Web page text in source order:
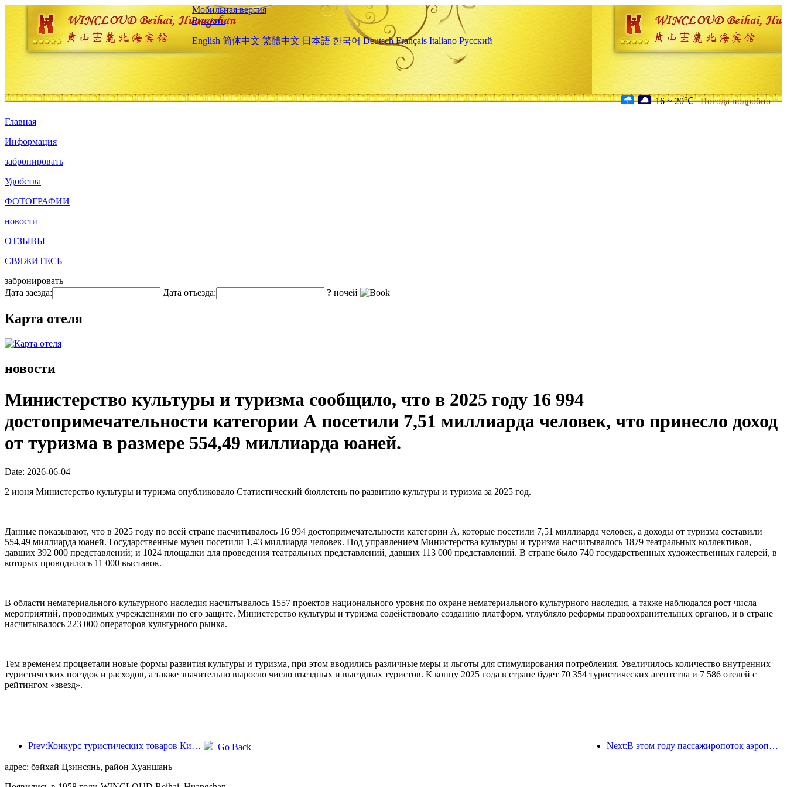
Мобильная версия
Русский
English 简体中文 繁體中文 日本語 한국어 Deutsch Français Italiano Русский
16 ~ 20℃ Погода подробно
Главная
Информация
забронировать
Удобства
ФОТОГРАФИИ
новости
ОТЗЫВЫ
СВЯЖИТЕСЬ
забронировать
Дата заезда:
Дата отъезда: ? ночей
Карта отеля
новости
Министерство культуры и туризма сообщило, что в 2025 году 16 994
достопримечательности категории А посетили 7,51 миллиарда человек, что принесло доход
от туризма в размере 554,49 миллиарда юаней.
Date: 2026-06-04
2 июня Министерство культуры и туризма опубликовало Статистический бюллетень по развитию культуры и туризма за 2025 год.
Данные показывают, что в 2025 году по всей стране насчитывалось 16 994 достопримечательности категории А, которые посетили 7,51 миллиарда человек, а доходы от туризма составили
554,49 миллиарда юаней. Государственные музеи посетили 1,43 миллиарда человек. Под управлением Министерства культуры и туризма насчитывалось 1879 театральных коллективов,
давших 392 000 представлений; и 1024 площадки для проведения театральных представлений, давших 113 000 представлений. В стране было 740 государственных художественных галерей, в
которых проводилось 11 000 выставок.
В области нематериального культурного наследия насчитывалось 1557 проектов национального уровня по охране нематериального культурного наследия, а также наблюдался рост числа
мероприятий, проводимых учреждениями по его защите. Министерство культуры и туризма содействовало созданию платформ, углубляло реформы правоохранительных органов, и в стране
насчитывалось 223 000 операторов культурного рынка.
Тем временем процветали новые формы развития культуры и туризма, при этом вводились различные меры и льготы для стимулирования потребления. Увеличилось количество внутренних
туристических поездок и расходов, а также значительно выросло число въездных и выездных туристов. К концу 2025 года в стране будет 70 354 туристических агентства и 7 586 отелей с
рейтингом «звезд».
Prev:Конкурс туристических товаров Китая успешно прошел в Сянтане (провинция Хунань). Next:В этом году пассажиропоток аэропорта Шэньчжэня превысил 3 миллиона человек, установив новый рекорд за аналогичный период.
Go Back
адрес: бэйхай Цзинсянь, район Хуаншань